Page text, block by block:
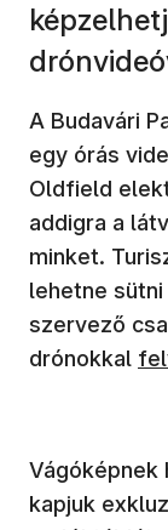
A Budavári
egy órás
Oldfield
addigra a
minket.
lehetne
szervező
drónokkal (új
kapjuk